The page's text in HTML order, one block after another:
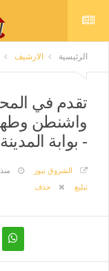
الرئيسية الارشيف
تقدم في
واشنطن
- بوابة
الشروق نيوز
تبليغ
حذف